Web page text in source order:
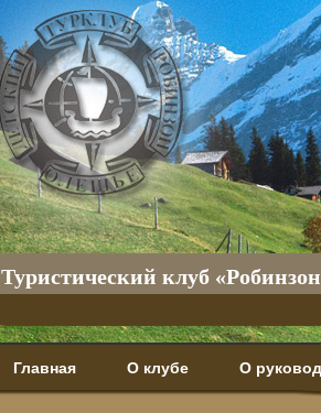
Туристический клуб
Главная О клубе О